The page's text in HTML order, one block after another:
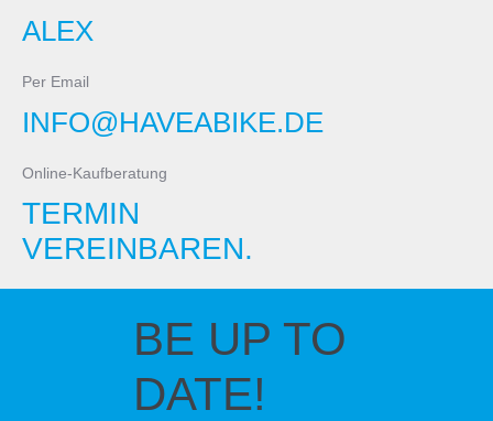
ALEX
Per Email
INFO@HAVEABIKE.DE
Online-Kaufberatung
TERMIN
VEREINBAREN.
BE UP TO
DATE!